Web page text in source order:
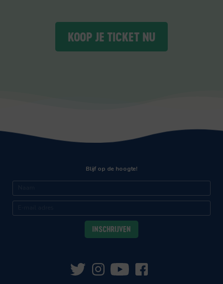
KOOP JE TICKET NU
Blijf op de hoogte!